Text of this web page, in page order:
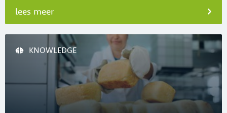
lees meer
KNOWLEDGE